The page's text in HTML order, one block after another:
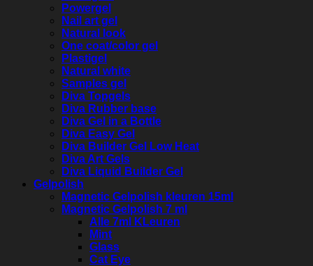
Powergel
Nail art gel
Natural look
One coat/color gel
Plastigel
Natural white
Samples gel
Diva Topgels
Diva Rubber base
Diva Gel in a Bottle
Diva Easy Gel
Diva Builder Gel Low Heat
Diva Art Gels
Diva Liquid Builder Gel
Gelpolish
Magnetic Gelpolish kleuren 15ml
Magnetic Gelpolish 7 ml
Alle 7ml KLeuren
Mint
Glass
Cat Eye